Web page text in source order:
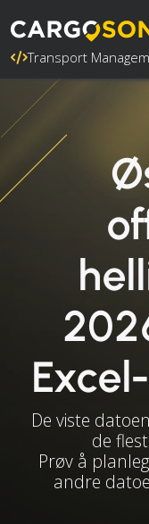
Transport
De viste
de
Prøv å
andre